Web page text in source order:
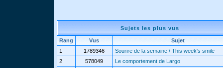
Sujets les plus vus
Rang Vus
Sujet
1
1789346
Sourire de la semaine / This week's smile
2
578049 Le comportement de Largo